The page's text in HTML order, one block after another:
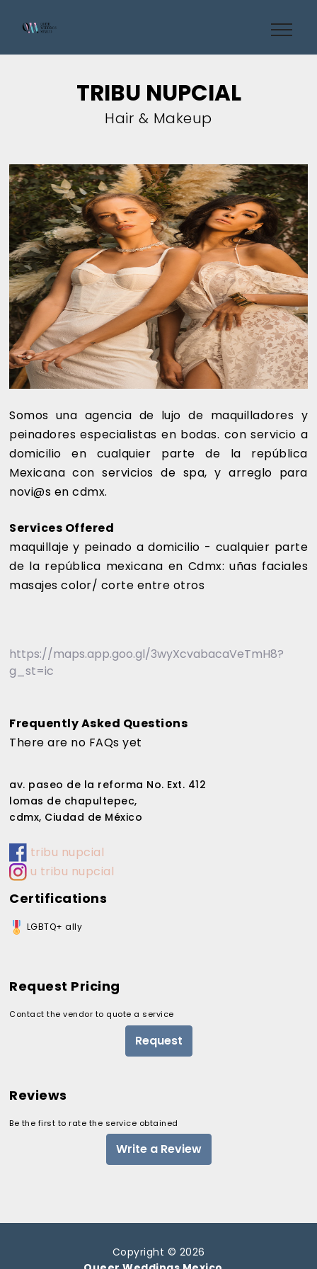
TRIBU NUPCIAL
Hair & Makeup
Somos una agencia de lujo de maquilladores y
peinadores especialistas en bodas. con servicio a
domicilio en cualquier parte de la república
Mexicana con servicios de spa, y arreglo para
novi@s en cdmx.
Services Offered
maquillaje y peinado a domicilio - cualquier parte
de la república mexicana en Cdmx: uñas faciales
masajes color/ corte entre otros
https://maps.app.goo.gl/3wyXcvabacaVeTmH8?
g_st=ic
Frequently Asked Questions
There are no FAQs yet
av. paseo de la reforma No. Ext. 412
lomas de chapultepec,
cdmx, Ciudad de México
tribu nupcial
u tribu nupcial
Certifications
LGBTQ+ ally
Request Pricing
Contact the vendor to quote a service
Request
Reviews
Be the first to rate the service obtained
Write a Review
Copyright © 2026